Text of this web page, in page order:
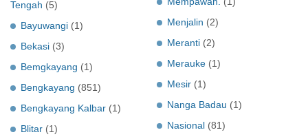
Tengah (5)
Bayuwangi (1)
Bekasi (3)
Bemgkayang (1)
Bengkayang (851)
Bengkayang Kalbar (1)
Blitar (1)
Menjalin (2)
Meranti (2)
Merauke (1)
Mesir (1)
Nanga Badau (1)
Nasional (81)